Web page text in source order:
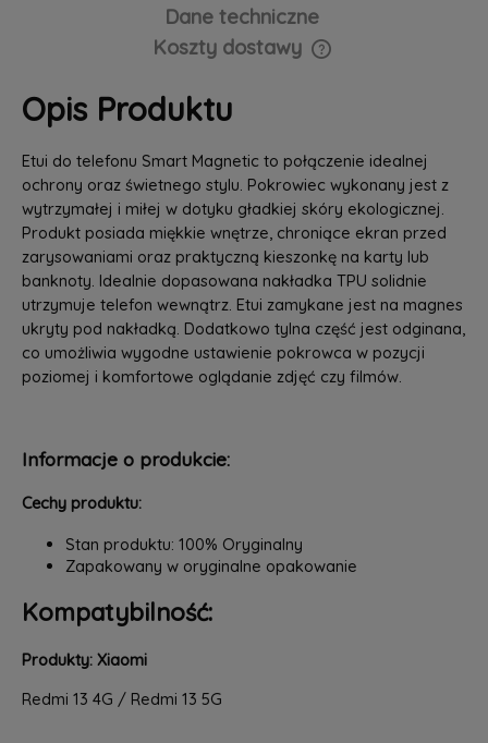
Dane techniczne
Koszty dostawy
Cena nie zawiera ewentualnych kosztów płatności
Opis Produktu
Etui do telefonu Smart Magnetic to połączenie idealnej
ochrony oraz świetnego stylu. Pokrowiec wykonany jest z
wytrzymałej i miłej w dotyku gładkiej skóry ekologicznej.
Produkt posiada miękkie wnętrze, chroniące ekran przed
zarysowaniami oraz praktyczną kieszonkę na karty lub
banknoty. Idealnie dopasowana nakładka TPU solidnie
utrzymuje telefon wewnątrz. Etui zamykane jest na magnes
ukryty pod nakładką. Dodatkowo tylna część jest odginana,
co umożliwia wygodne ustawienie pokrowca w pozycji
poziomej i komfortowe oglądanie zdjęć czy filmów.
Informacje o produkcie:
Cechy produktu:
Stan produktu: 100% Oryginalny
Zapakowany w oryginalne opakowanie
Kompatybilność:
Produkty: Xiaomi
Redmi 13 4G / Redmi 13 5G